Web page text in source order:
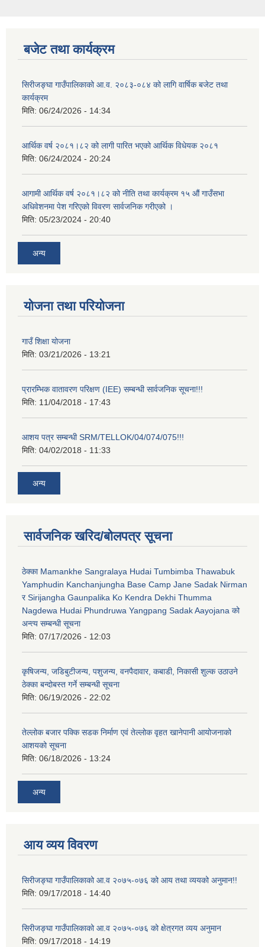
बजेट तथा कार्यक्रम
सिरीजङ्घा गाउँपालिकाको आ.व. २०८३-०८४ को लागि वार्षिक बजेट तथा
कार्यक्रम
मिति: 06/24/2026 - 14:34
आर्थिक वर्ष २०८१।८२ को लागी पारित भएको आर्थिक विधेयक २०८१
मिति: 06/24/2024 - 20:24
आगामी आर्थिक वर्ष २०८१।८२ को नीति तथा कार्यक्रम १५ औं गाउँसभा
अधिवेशनमा पेश गरिएको विवरण सार्वजनिक गरीएको ।
मिति: 05/23/2024 - 20:40
अन्य
योजना तथा परियोजना
गाउँ शिक्षा योजना
मिति: 03/21/2026 - 13:21
प्रारम्भिक वातावरण परिक्षण (IEE) सम्बन्धी सार्वजनिक सूचना!!!
मिति: 11/04/2018 - 17:43
आशय पत्र सम्बन्धी SRM/TELLOK/04/074/075!!!
मिति: 04/02/2018 - 11:33
अन्य
सार्वजनिक खरिद/बोलपत्र सूचना
ठेक्का Mamankhe Sangralaya Hudai Tumbimba Thawabuk
Yamphudin Kanchanjungha Base Camp Jane Sadak Nirman
र Sirijangha Gaunpalika Ko Kendra Dekhi Thumma
Nagdewa Hudai Phundruwa Yangpang Sadak Aayojana को
अन्त्य सम्बन्धी सूचना
मिति: 07/17/2026 - 12:03
कृषिजन्य, जडिबुटीजन्य, पशुजन्य, वनपैदावार, कबाडी, निकासी शुल्क उठाउने
ठेक्का बन्दोबस्त गर्ने सम्बन्धी सूचना
मिति: 06/19/2026 - 22:02
तेल्लोक बजार पक्कि सडक निर्माण एवं तेल्लोक वृहत खानेपानी आयोजनाको
आशयको सूचना
मिति: 06/18/2026 - 13:24
अन्य
आय व्यय विवरण
सिरीजङ्घा गाउँपालिकाको आ.व २०७५-०७६ को आय तथा व्ययको अनुमान!!
मिति: 09/17/2018 - 14:40
सिरीजङ्घा गाउँपालिकाको आ.व २०७५-०७६ को क्षेत्रगत व्यय अनुमान
मिति: 09/17/2018 - 14:19